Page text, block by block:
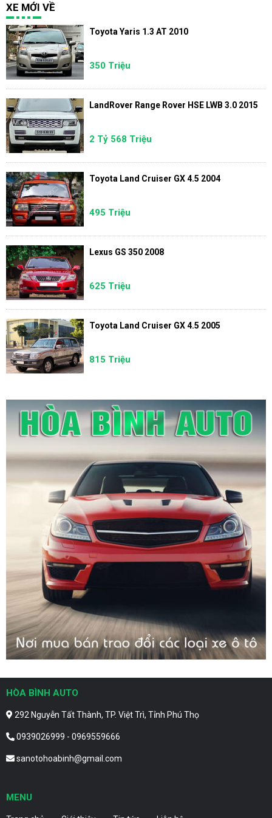
XE MỚI VỀ
Toyota Yaris 1.3 AT 2010
350 Triệu
LandRover Range Rover HSE LWB 3.0 2015
2 Tỷ 568 Triệu
Toyota Land Cruiser GX 4.5 2004
495 Triệu
Lexus GS 350 2008
625 Triệu
Toyota Land Cruiser GX 4.5 2005
815 Triệu
HÒA BÌNH AUTO
292 Nguyễn Tất Thành, TP. Việt Trì, Tỉnh Phú Thọ
0939026999 - 0969559666
sanotohoabinh@gmail.com
MENU